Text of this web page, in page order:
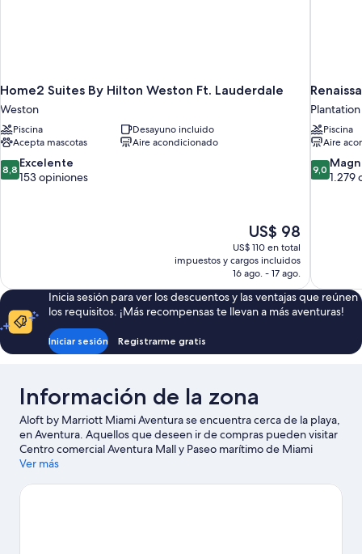
Home2 Suites By Hilton Weston Ft. Lauderdale
Weston
Piscina
Desayuno incluido
Acepta mascotas
Aire acondicionado
8.8
de
8,8 Excelente
153 opiniones
El
precio
actual
es
de
US$ 98
US$ 98
US$ 110 en total
impuestos y cargos incluidos
16 ago. - 17 ago.
Plantation
Piscina
Aire
9.0
de
9,0
1.279
Inicia sesión para ver los descuentos y las ventajas que reúnen
los requisitos. ¡Más recompensas te llevan a más aventuras!
Iniciar sesión Registrarme gratis
Información de la zona
Aloft by Marriott Miami Aventura se encuentra cerca de la playa,
en Aventura. Aquellos que deseen ir de compras pueden visitar
Centro comercial Aventura Mall y Paseo marítimo de Miami
Beach, mientras que quienes quieran apreciar la belleza natural
¿Quieres asistir a un evento o partido? Échale un vistazo a lo que
Ver más